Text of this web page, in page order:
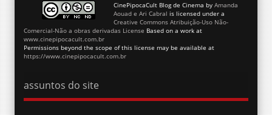
CinePipocaCult Blog de Cinema by Amanda
Aouad e Ari Cabral is licensed under a
Creative Commons Atribuição-Uso Não-
Comercial-Não a obras derivadas License Based on a work at
www.cinepipocacult.com.br
Permissions beyond the scope of this license may be available at
https://www.cinepipocacult.com.br
assuntos do site